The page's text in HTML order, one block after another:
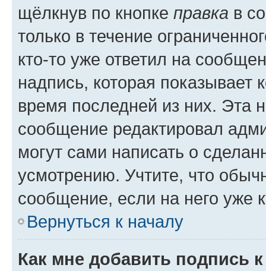
щёлкнув по кнопке правка в
только в течение
кто-то уже ответил на
надпись, которая показывает
время последней из них. Эта
сообщение редактировал
могут сами написать о
усмотрению. Учтите, что
сообщение, если на него уже
Вернуться к началу
Как мне добавить подпись